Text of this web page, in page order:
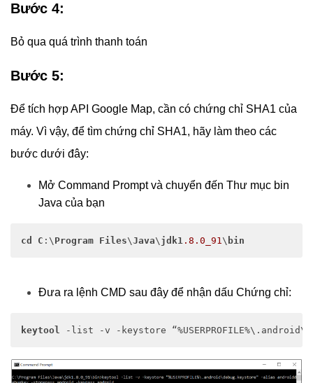
Bước 4:
Bỏ qua quá trình thanh toán
Bước 5:
Để tích hợp API Google Map, cần có chứng chỉ SHA1 của
máy. Vì vậy, để tìm chứng chỉ SHA1, hãy làm theo các
bước dưới đây:
Mở Command Prompt và chuyển đến Thư mục bin
Java của bạn
cd C :\ Program Files\Java\ jdk1 .8 .0_91\ bin
Đưa ra lệnh CMD sau đây để nhận dấu Chứng chỉ:
keytool -list -v -keystore “%USERPROFILE%\.android\